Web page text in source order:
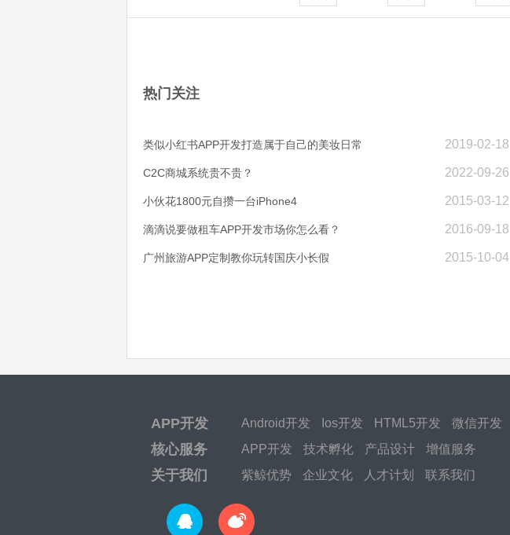
热门关注
2019-02-18
类似小红书APP开发打造属于自己的美妆日常
2022-09-26
C2C商城系统贵不贵？
2015-03-12
小伙花1800元自攒一台iPhone4
2016-09-18
滴滴说要做租车APP开发市场你怎么看？
2015-10-04
广州旅游APP定制教你玩转国庆小长假
APP开发 Android开发 Ios开发 HTML5开发 微信开发
核心服务 APP开发 技术孵化 产品设计 增值服务
关于我们 紫鲸优势 企业文化 人才计划 联系我们